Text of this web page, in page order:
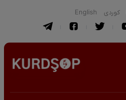
English كوردی